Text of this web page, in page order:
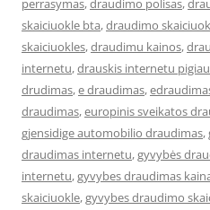
perrasymas,draudimo polisas,
skaiciuokle bta,draudimo
skaiciuokles,draudimu kainos,
internetu,drauskis internetu pigiau
drudimas,e draudimas,
draudimas,europinis sveikatos
gjensidige automobilio draudimas,
draudimas internetu,gyvybės
internetu,gyvybes draudimas
skaiciuokle,gyvybes draudimo